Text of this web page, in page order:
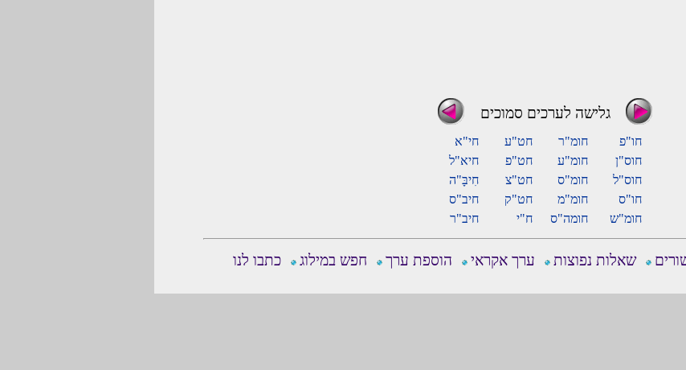
גלישה לערכים סמוכים
חו"פ חומ"ר חט"ע
חי"א
חוס"ן
חומ"ע חט"פ
חיא"ל
חוס"ל
חומ"ס חט"צ
חִיבָּ"ה
חו"ס
חומ"מ חט"ק
חיב"ס
חומ"ש
חומה"ס ח"י חיב"ר
שאלות נפוצות ערך אקראי הוספת ערך חפש במילוג כתבו לנו